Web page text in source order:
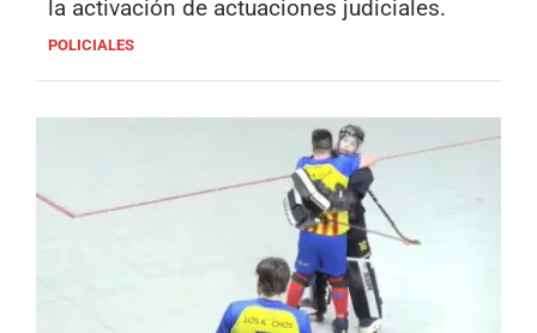
la activación de actuaciones judiciales.
POLICIALES